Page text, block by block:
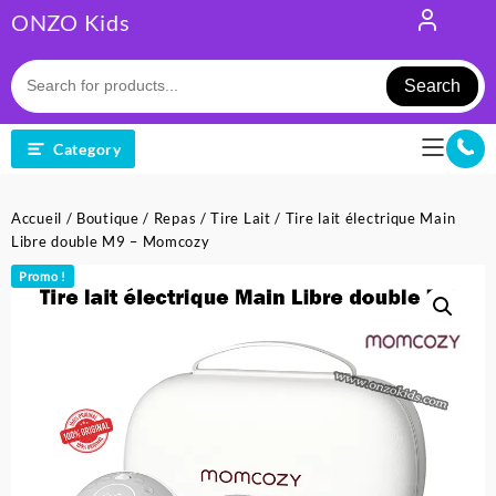
to
content
ONZO Kids
Search
Category
Accueil / Boutique / Repas /Tire Lait / Tire lait électrique Main
Libre double M9 – Momcozy
Promo !